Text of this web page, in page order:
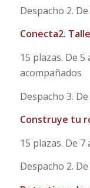
Despacho 2. De
Conecta2.
15 plazas. De
acompañados
Despacho 3. De
Construye tu
15 plazas. De 7
Despacho 2. De